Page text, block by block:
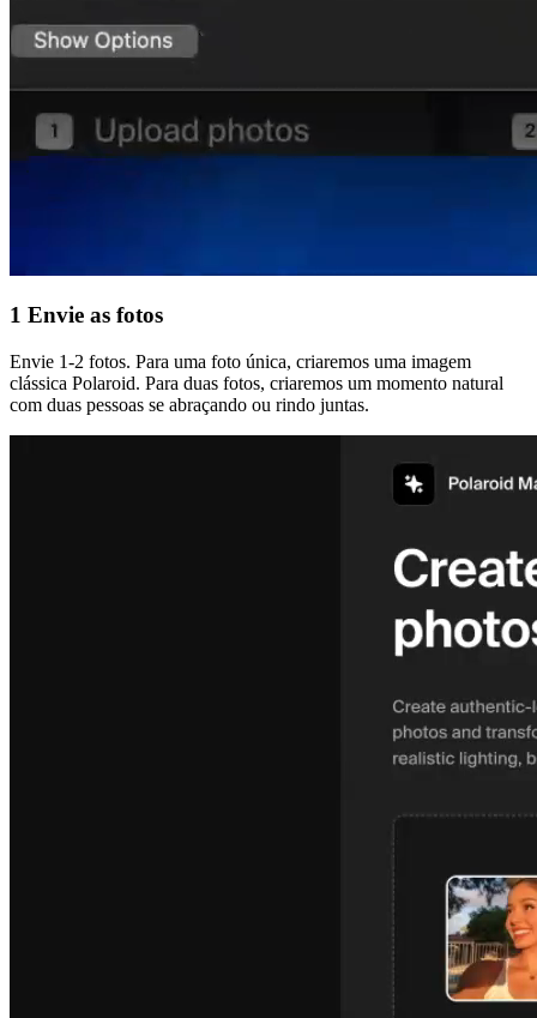
1 Envie as fotos
Envie 1-2 fotos. Para uma foto única, criaremos uma imagem
clássica Polaroid. Para duas fotos, criaremos um momento natural
com duas pessoas se abraçando ou rindo juntas.